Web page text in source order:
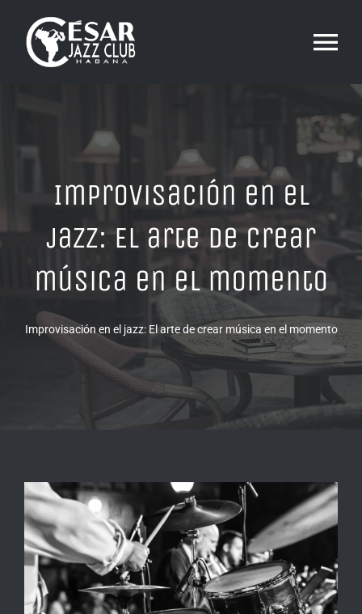
content
CALENDARIO
MENU
BLOG
ACERCA DE
CONTACTO
Improvisación en el
jazz: El arte de crear
música en el momento
Improvisación en el jazz: El arte de crear música en el momento